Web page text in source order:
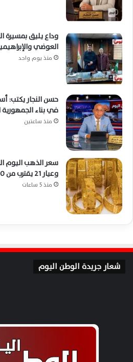
وداع يليق بمسيرة
العوضي
منذ يوم واحد
حسن النجار يكتب:
في بناء الجمهورية
منذ ساعتين
وعيار 21 يقترب من 6000 جنيه
منذ 5 ساعات
شعار جريدة الوطن اليوم